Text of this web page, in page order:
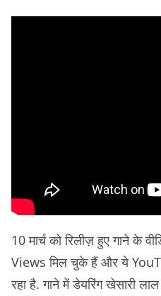
10 मार्च को रिलीज़ हुए गाने के
Views मिल चुके हैं और ये
रहा है. गाने में डेयरिंग खेसारी